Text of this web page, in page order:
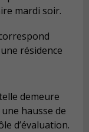
mardi soir.
résidence
demeure
une hausse de
d’évaluation.